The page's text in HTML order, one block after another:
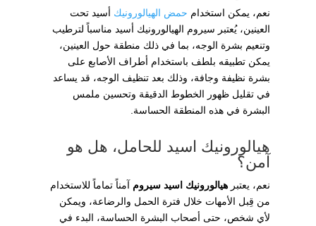
نعم، يمكن استخدام حمض الهيالورونيك أسيد تحت
العينين، يُعتبر سيروم الهيالورونيك أسيد مناسباً لترطيب
وتنعيم بشرة الوجه، بما في ذلك منطقة حول العينين،
يمكن تطبيقه بلطف باستخدام أطراف الأصابع على
بشرة نظيفة وجافة، وذلك بعد تنظيف الوجه، قد يساعد
في تقليل ظهور الخطوط الدقيقة وتحسين ملمس
البشرة في هذه المنطقة الحساسة.
هيالورونيك اسيد للحامل، هل هو
آمن؟
نعم، يعتبر هيالورونيك اسيد سيروم آمناً تماماً للاستخدام
من قِبل الأمهات خلال فترة الحمل والرضاعة، ويمكن
لأي شخص، حتى أصحاب البشرة الحساسة، البدء في